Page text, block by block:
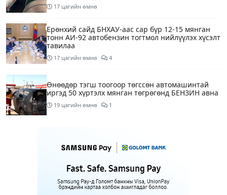
17 цагийн өмнө
Ерөнхий сайд БНХАУ-аас сар бүр 12-15 мянган
тонн АИ-92 автобензин тогтмол нийлүүлэх хүсэлт
тавилаа
17 цагийн өмнө 4
Өнөөдөр тэгш тоогоор төгссөн автомашинтай
иргэд 50 хүртэлх мянган төгрөгөнд БЕНЗИН авна
19 цагийн өмнө 1
Өнөөдөр” Аавуудын баяр”-ын өдөр
21 цагийн өмнө
Улаанбаатарт 31 хэм дулаан байна